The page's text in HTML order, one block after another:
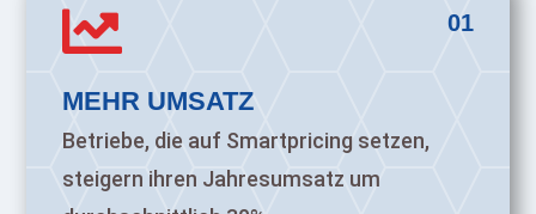
01

MEHR UMSATZ
Betriebe, die auf Smartpricing setzen,
steigern ihren Jahresumsatz um